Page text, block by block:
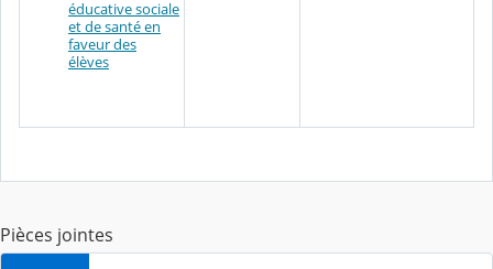
éducative sociale
et de santé en
faveur des
élèves
Pièces jointes